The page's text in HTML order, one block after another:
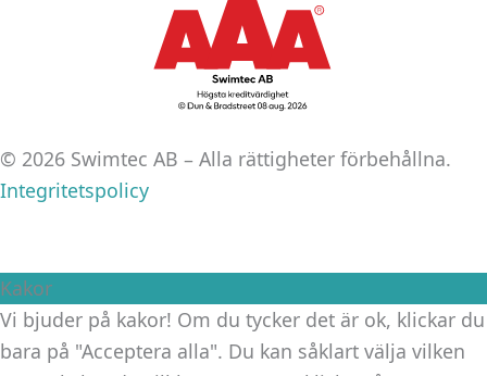
© 2026 Swimtec AB – Alla rättigheter förbehållna.
Integritetspolicy
Kakor
Vi bjuder på kakor! Om du tycker det är ok, klickar du
bara på "Acceptera alla". Du kan såklart välja vilken